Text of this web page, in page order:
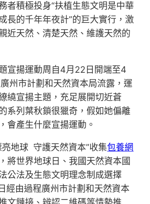
者積極投身“扶植生態文明是中華
長的千年年夜計”的巨大實行，激
近天然、清楚天然、維護天然的
宣揚運動周自4月22日開端至4
州市計劃和天然資本局流露，運
繞宣揚主題，充足展開切近蒼
系列葉秋鎖很獵奇，假如她偏離
會產生什麼宣揚運動。
亮地球 守護天然資本”收集包養網
將世界地球日、我國天然資本國
公法及生態文明理念制成選擇
經由過程廣州市計劃和天然資本